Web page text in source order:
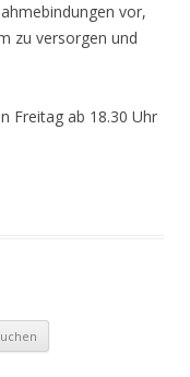
vor,
zu versorgen und
Freitag ab 18.30 Uhr